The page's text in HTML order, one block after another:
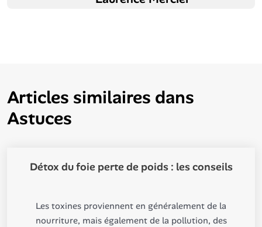
Articles similaires dans
Astuces
Détox du foie perte de poids : les conseils
Les toxines proviennent en généralement de la
nourriture, mais également de la pollution, des